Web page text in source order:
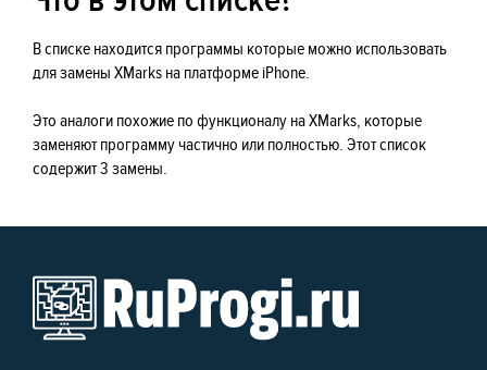
В списке находится программы которые можно использовать
для замены XMarks на платформе iPhone.
Это аналоги похожие по функционалу на XMarks, которые
заменяют программу частично или полностью. Этот список
содержит 3 замены.